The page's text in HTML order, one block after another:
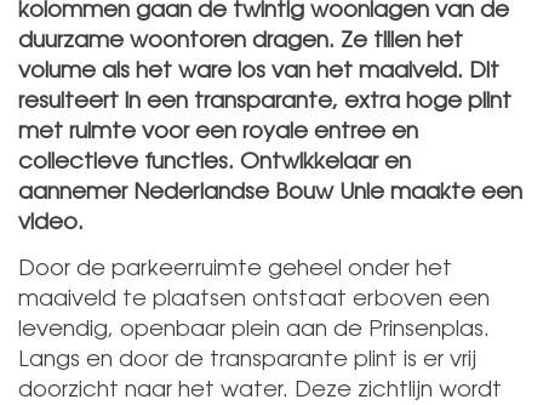
kolommen gaan de twintig woonlagen van de
duurzame woontoren dragen. Ze tillen het
volume als het ware los van het maaiveld. Dit
resulteert in een transparante, extra hoge plint
met ruimte voor een royale entree en
collectieve functies. Ontwikkelaar en
aannemer Nederlandse Bouw Unie maakte een
video.
Door de parkeerruimte geheel onder het
maaiveld te plaatsen ontstaat erboven een
levendig, openbaar plein aan de Prinsenplas.
Langs en door de transparante plint is er vrij
doorzicht naar het water. Deze zichtlijn wordt